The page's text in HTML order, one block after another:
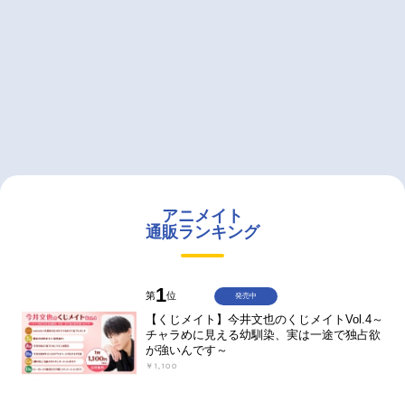
アニメイト
通販ランキング
第1位
【くじメイト】今井文也のくじメイトVol.4～
チャラめに見える幼馴染、実は一途で独占欲
が強いんです～
￥1,100
発売中